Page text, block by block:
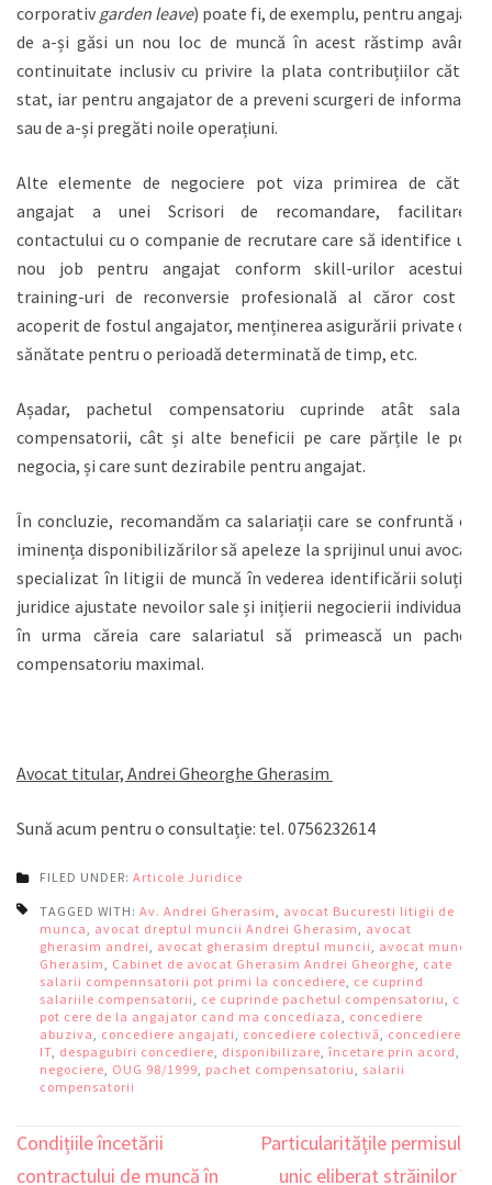
corporativ garden leave) poate fi, de exemplu, pentru angajat
de a-și găsi un nou loc de muncă în acest răstimp având
continuitate inclusiv cu privire la plata contribuțiilor către
stat, iar pentru angajator de a preveni scurgeri de informații
sau de a-și pregăti noile operațiuni.
Alte elemente de negociere pot viza primirea de către
angajat a unei Scrisori de recomandare, facilitarea
contactului cu o companie de recrutare care să identifice un
nou job pentru angajat conform skill-urilor acestuia,
training-uri de reconversie profesională al căror cost e
acoperit de fostul angajator, menținerea asigurării private de
sănătate pentru o perioadă determinată de timp, etc.
Așadar, pachetul compensatoriu cuprinde atât salarii
compensatorii, cât și alte beneficii pe care părțile le pot
negocia, și care sunt dezirabile pentru angajat.
În concluzie, recomandăm ca salariații care se confruntă cu
iminența disponibilizărilor să apeleze la sprijinul unui avocat
specializat în litigii de muncă în vederea identificării soluției
juridice ajustate nevoilor sale și inițierii negocierii individuale
în urma căreia care salariatul să primească un pachet
compensatoriu maximal.
Avocat titular, Andrei Gheorghe Gherasim
Sună acum pentru o consultație: tel. 0756232614
FILED UNDER: Articole Juridice
TAGGED WITH: Av. Andrei Gherasim
avocat Bucuresti litigii de
munca
avocat dreptul muncii Andrei Gherasim
avocat
gherasim andrei
avocat gherasim dreptul muncii
avocat muncii
Gherasim
Cabinet de avocat Gherasim Andrei Gheorghe cate
salarii compennsatorii pot primi la concediere ce cuprind
salariile compensatorii
ce cuprinde pachetul compensatoriu
ce
pot cere de la angajator cand ma concediaza
concediere
abuziva
concediere angajati concediere colectivă concediere
IT despagubiri concediere disponibilizare ,încetare prin acord
negociere OUG 98/1999 pachet compensatoriu
salarii
compensatorii
Navigare
Condițiile încetării
contractului de muncă în
Particularitățile permisului
unic eliberat străinilor în